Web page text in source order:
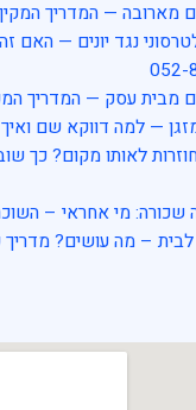
מארובה — המדריך המקיף
נגד יונים — האם
052-
מבית עסק — המדריך
— למה דווקא שם
לאותו מקום? כך
שכורה: מי אחראי –
לבית – מה עושים?